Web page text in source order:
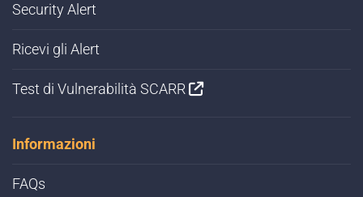
Security Alert
Ricevi gli Alert
Test di Vulnerabilità SCARR
Informazioni
FAQs